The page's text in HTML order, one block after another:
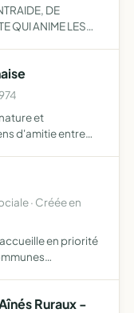
DE
QUI ANIME LES
FA…
et
d'amitie entre
· Créée en
en priorité
Ruraux -